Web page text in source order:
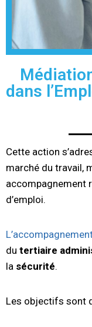
dans
Cette action
marché du travail,
accompagnement
d’emploi.
du tertiaire
la sécurité.
Les objectifs sont